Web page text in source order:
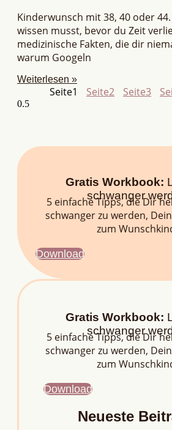
Kinderwunsch mit 38, 40 oder
wissen musst, bevor du Zeit
medizinische Fakten, die dir
warum Googeln
Weiterlesen »
Seite1 Seite2 Seite3
Gratis Workbook:
schwanger
5 einfache Tipps, die Dir
schwanger zu werden,
zum
Download
Gratis Workbook:
schwanger
5 einfache Tipps, die Dir
schwanger zu werden,
zum
Download
Neueste